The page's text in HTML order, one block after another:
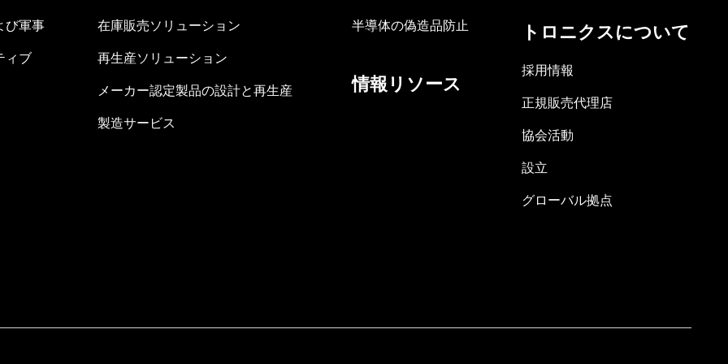
び軍事
ィブ
在庫販売ソリューション
再生産ソリューション
メーカー認定製品の設計と再生産
製造サービス
半導体の偽造品防止
情報リソース
トロニクスについて
採用情報
正規販売代理店
協会活動
設立
グローバル拠点